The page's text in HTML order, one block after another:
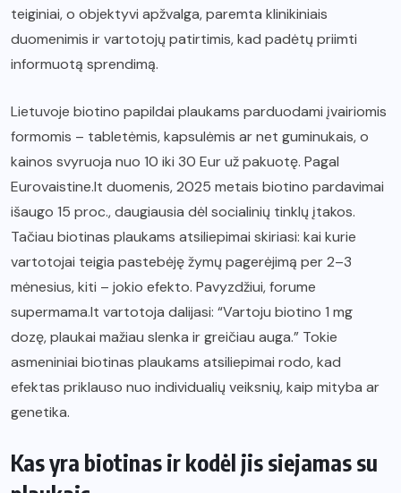
teiginiai, o objektyvi apžvalga, paremta klinikiniais
duomenimis ir vartotojų patirtimis, kad padėtų priimti
informuotą sprendimą.
Lietuvoje biotino papildai plaukams parduodami įvairiomis
formomis – tabletėmis, kapsulėmis ar net guminukais, o
kainos svyruoja nuo 10 iki 30 Eur už pakuotę. Pagal
Eurovaistine.lt duomenis, 2025 metais biotino pardavimai
išaugo 15 proc., daugiausia dėl socialinių tinklų įtakos.
Tačiau biotinas plaukams atsiliepimai skiriasi: kai kurie
vartotojai teigia pastebėję žymų pagerėjimą per 2–3
mėnesius, kiti – jokio efekto. Pavyzdžiui, forume
supermama.lt vartotoja dalijasi: “Vartoju biotino 1 mg
dozę, plaukai mažiau slenka ir greičiau auga.” Tokie
asmeniniai biotinas plaukams atsiliepimai rodo, kad
efektas priklauso nuo individualių veiksnių, kaip mityba ar
genetika.
Kas yra biotinas ir kodėl jis siejamas su